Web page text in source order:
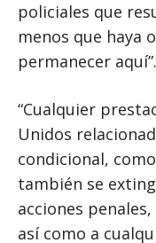
policiales que
menos que haya
permanecer aquí”.
“Cualquier
Unidos
condicional,
también se
acciones
así como a